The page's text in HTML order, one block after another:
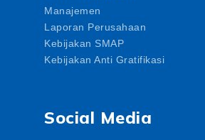
Manajemen
Laporan Perusahaan
Kebijakan SMAP
Kebijakan Anti Gratifikasi
Social Media